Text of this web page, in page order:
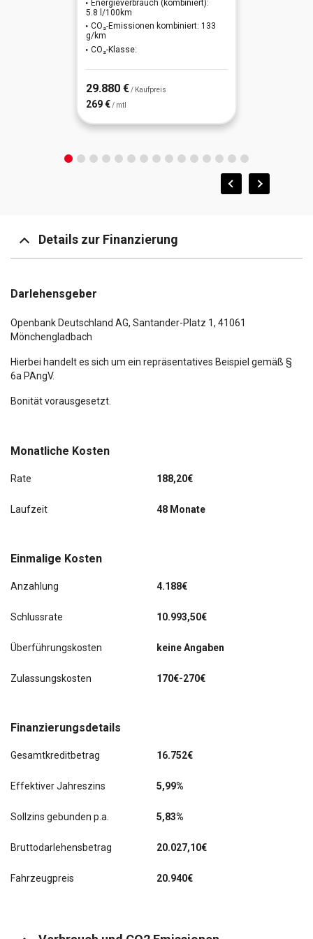
letzter Service im Februar 2025 bei KM 12183
Außenspiegel elektr. verstell-, heiz- und anklappbar
Autonomer Notbrems-Assistent
Fernlichtassistent
Spurverlassenswarnung
Totwinkel-Assistent
Geschwindigkeits-Regelanlage (Tempomat)
Energieverbrauch (kombiniert):
5.8 l/100km
CO₂-Emissionen kombiniert: 133
g/km
CO₂-Klasse:
29.880 € / Kaufpreis
269 € / mtl
Details zur Finanzierung
Monatliche Kosten
Rate 188,20€
Laufzeit 48 Monate
Einmalige Kosten
Anzahlung 4.188€
Schlussrate 10.993,50€
Überführungskosten keine Angaben
Zulassungskosten 170€-270€
Finanzierungsdetails
Gesamtkreditbetrag 16.752€
Effektiver Jahreszins 5,99%
Sollzins gebunden p.a. 5,83%
Bruttodarlehensbetrag 20.027,10€
Fahrzeugpreis 20.940€
Darlehensgeber
Openbank Deutschland AG, Santander-Platz 1, 41061
Mönchengladbach
Hierbei handelt es sich um ein repräsentatives Beispiel gemäß §
6a PAngV.
Bonität vorausgesetzt.